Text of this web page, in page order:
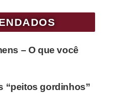
– O que você
“peitos gordinhos”